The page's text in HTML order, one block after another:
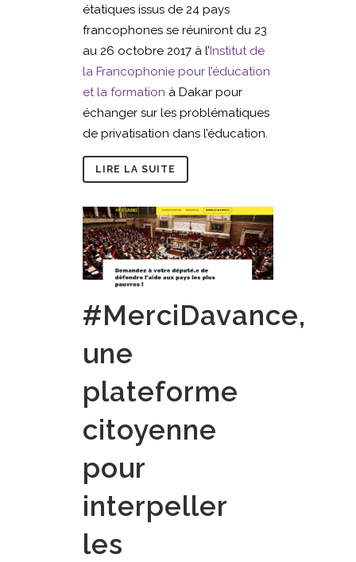
étatiques issus de 24 pays
francophones se réuniront du 23
au 26 octobre 2017 à l’Institut de
la Francophonie pour l’éducation
et la formation à Dakar pour
échanger sur les problématiques
de privatisation dans l’éducation.
LIRE LA SUITE
#MerciDavance,
une
plateforme
citoyenne
pour
interpeller
les